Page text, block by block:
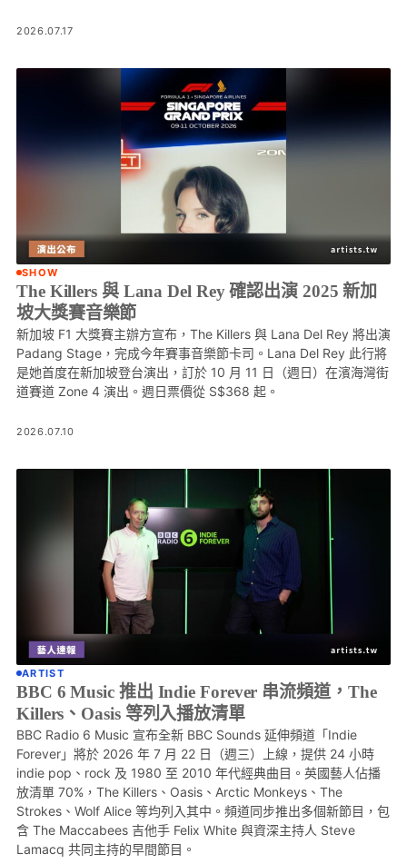
2026.07.17
SHOW
The Killers 與 Lana Del Rey 確認出演 2025 新加
坡大獎賽音樂節
新加坡 F1 大獎賽主辦方宣布，The Killers 與 Lana Del Rey 將出演
Padang Stage，完成今年賽事音樂節卡司。Lana Del Rey 此行將
是她首度在新加坡登台演出，訂於 10 月 11 日（週日）在濱海灣街
道賽道 Zone 4 演出。週日票價從 S$368 起。
2026.07.10
ARTIST
BBC 6 Music 推出 Indie Forever 串流頻道，The
Killers、Oasis 等列入播放清單
BBC Radio 6 Music 宣布全新 BBC Sounds 延伸頻道「Indie
Forever」將於 2026 年 7 月 22 日（週三）上線，提供 24 小時
indie pop、rock 及 1980 至 2010 年代經典曲目。英國藝人佔播
放清單 70%，The Killers、Oasis、Arctic Monkeys、The
Strokes、Wolf Alice 等均列入其中。頻道同步推出多個新節目，包
含 The Maccabees 吉他手 Felix White 與資深主持人 Steve
Lamacq 共同主持的早間節目。